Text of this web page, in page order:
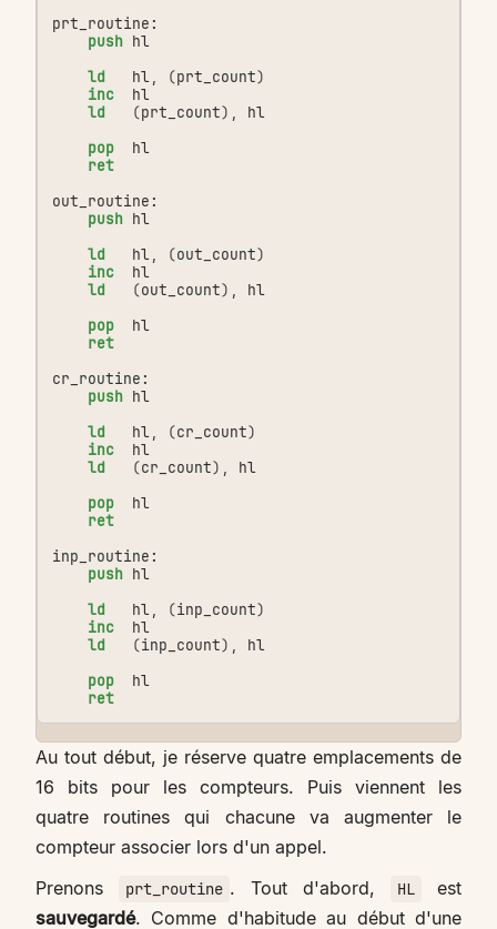
prt_routine:
push hl
ld
hl, (prt_count)
inc
hl
ld
(prt_count),
hl
pop
hl
ret
out_routine:
push hl
ld
hl, (out_count)
inc
hl
ld
(out_count),
hl
pop
hl
ret
cr_routine:
push hl
ld
hl, (cr_count)
inc
hl
ld
(cr_count),
hl
pop
hl
ret
inp_routine:
push hl
ld
hl, (inp_count)
inc
hl
ld
(inp_count),
hl
pop
hl
ret
Au tout début, je réserve quatre emplacements de
16 bits pour les compteurs. Puis viennent les
quatre routines qui chacune va augmenter le
compteur associer lors d'un appel.
Prenons
prt_routine . Tout d'abord, HL
est
sauvegardé. Comme d'habitude au début d'une